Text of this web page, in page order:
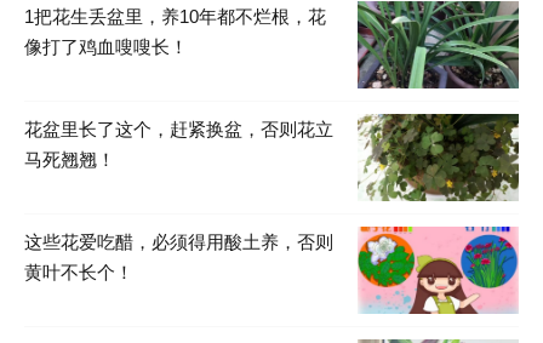
1把花生丢盆里，养10年都不烂根，花
像打了鸡血嗖嗖长！
花盆里长了这个，赶紧换盆，否则花立
马死翘翘！
这些花爱吃醋，必须得用酸土养，否则
黄叶不长个！